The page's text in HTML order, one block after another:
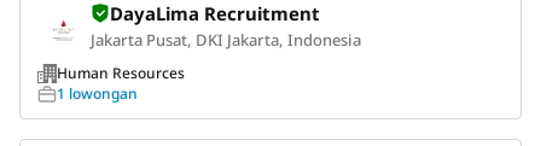
DayaLima Recruitment
Jakarta Pusat, DKI Jakarta, Indonesia
Human Resources
1 lowongan